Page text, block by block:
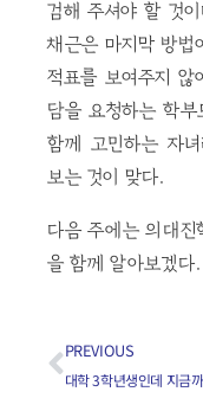
검해 주셔야 할 것이
채근은 마지막 방법
적표를 보여주지 않
담을 요청하는 학부
함께 고민하는 자
보는 것이 맞다.
다음 주에는 의대
을 함께 알아보겠다.
PREVIOUS